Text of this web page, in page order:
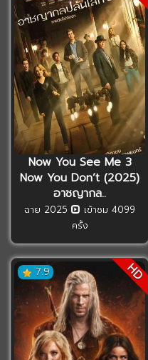
Now You See Me 3
Now You Don’t (2025)
อาชญากล..
ฉาย 2025
เข้าชม 4099
ครั้ง
7.9 HD